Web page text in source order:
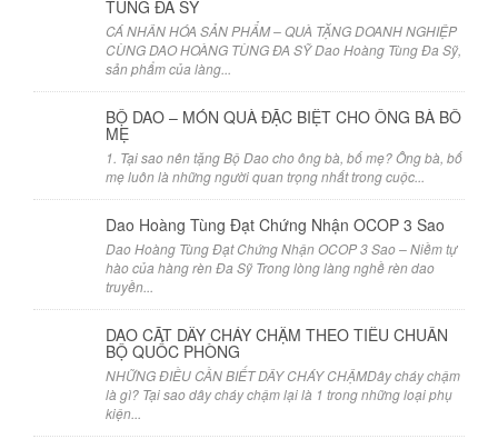
TÙNG ĐA SỸ
CÁ NHÂN HÓA SẢN PHẨM – QUÀ TẶNG DOANH NGHIỆP
CÙNG DAO HOÀNG TÙNG ĐA SỸ Dao Hoàng Tùng Đa Sỹ,
sản phẩm của làng...
BỘ DAO – MÓN QUÀ ĐẶC BIỆT CHO ÔNG BÀ BỐ
MẸ
1. Tại sao nên tặng Bộ Dao cho ông bà, bố mẹ? Ông bà, bố
mẹ luôn là những người quan trọng nhất trong cuộc...
Dao Hoàng Tùng Đạt Chứng Nhận OCOP 3 Sao
Dao Hoàng Tùng Đạt Chứng Nhận OCOP 3 Sao – Niềm tự
hào của hàng rèn Đa Sỹ Trong lòng làng nghề rèn dao
truyền...
DAO CẮT DÂY CHÁY CHẬM THEO TIÊU CHUẨN
BỘ QUỐC PHÒNG
NHỮNG ĐIỀU CẦN BIẾT DÂY CHÁY CHẬMDây cháy chậm
là gì? Tại sao dây cháy chậm lại là 1 trong những loại phụ
kiện...